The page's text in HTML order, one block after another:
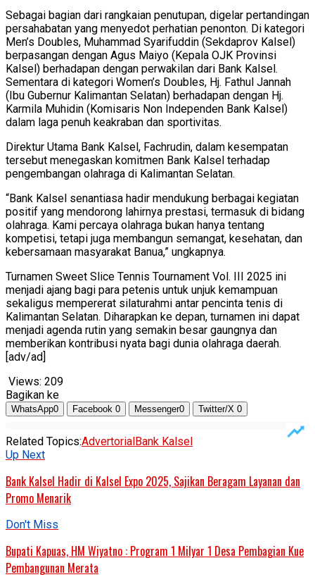
Sebagai bagian dari rangkaian penutupan, digelar pertandingan
persahabatan yang menyedot perhatian penonton. Di kategori
Men’s Doubles, Muhammad Syarifuddin (Sekdaprov Kalsel)
berpasangan dengan Agus Maiyo (Kepala OJK Provinsi
Kalsel) berhadapan dengan perwakilan dari Bank Kalsel.
Sementara di kategori Women’s Doubles, Hj. Fathul Jannah
(Ibu Gubernur Kalimantan Selatan) berhadapan dengan Hj.
Karmila Muhidin (Komisaris Non Independen Bank Kalsel)
dalam laga penuh keakraban dan sportivitas.
Direktur Utama Bank Kalsel, Fachrudin, dalam kesempatan
tersebut menegaskan komitmen Bank Kalsel terhadap
pengembangan olahraga di Kalimantan Selatan.
“Bank Kalsel senantiasa hadir mendukung berbagai kegiatan
positif yang mendorong lahirnya prestasi, termasuk di bidang
olahraga. Kami percaya olahraga bukan hanya tentang
kompetisi, tetapi juga membangun semangat, kesehatan, dan
kebersamaan masyarakat Banua,” ungkapnya.
Turnamen Sweet Slice Tennis Tournament Vol. III 2025 ini
menjadi ajang bagi para petenis untuk unjuk kemampuan
sekaligus mempererat silaturahmi antar pencinta tenis di
Kalimantan Selatan. Diharapkan ke depan, turnamen ini dapat
menjadi agenda rutin yang semakin besar gaungnya dan
memberikan kontribusi nyata bagi dunia olahraga daerah.
[adv/ad]
Views: 209
Bagikan ke
WhatsApp0 Facebook 0 Messenger0 Twitter/X 0
Related Topics:AdvertorialBank Kalsel
Up Next
Bank Kalsel Hadir di Kalsel Expo 2025, Sajikan Beragam Layanan dan
Promo Menarik
Don't Miss
Bupati Kapuas, HM Wiyatno : Program 1 Milyar 1 Desa Pembagian Kue
Pembangunan Merata